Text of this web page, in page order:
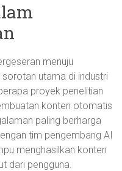
menuju
utama di industri
proyek penelitian
konten otomatis
paling berharga
tim pengembang AI
menghasilkan konten
dari pengguna.